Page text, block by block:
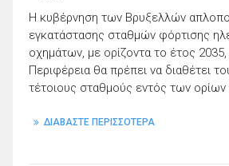
Η κυβέρνηση των Βρυξελλών
εγκατάστασης σταθμών φόρτισης
οχημάτων, με ορίζοντα το έτος
Περιφέρεια θα πρέπει να διαθέτει
τέτοιους σταθμούς εντός των ορίων
ΔΙΑΒΑΣΤΕ ΠΕΡΙΣΣΟΤΕΡΑ